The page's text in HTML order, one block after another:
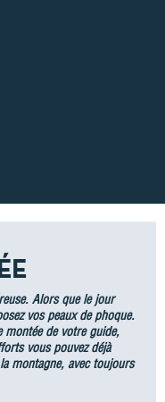
Alors que le jour
vos peaux de phoque.
montée de votre guide,
vous pouvez déjà
montagne, avec toujours